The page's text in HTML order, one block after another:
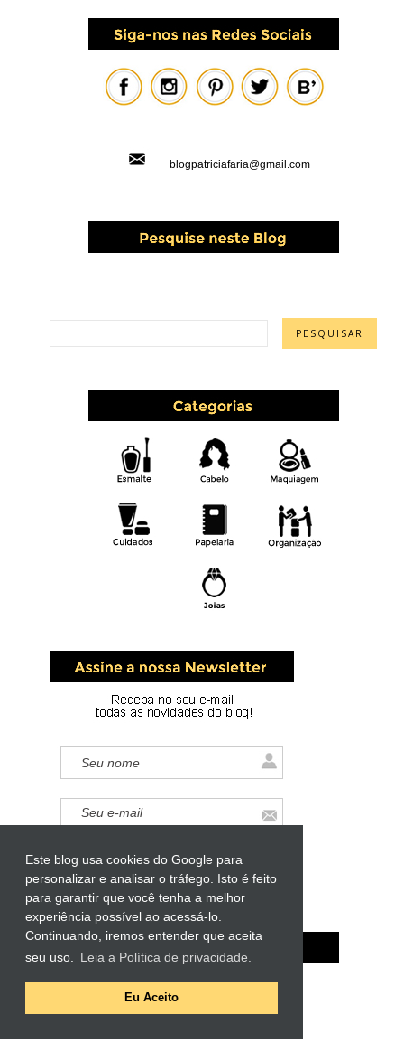
Este blog usa cookies do Google para
personalizar e analisar o tráfego. Isto é feito
para garantir que você tenha a melhor
experiência possível ao acessá-lo.
Continuando, iremos entender que aceita
seu uso.
Leia a Política de privacidade.
Eu Aceito
blogpatriciafaria@gmail.com